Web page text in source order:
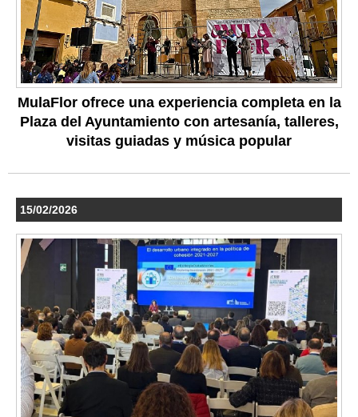
MulaFlor ofrece una experiencia completa en la
Plaza del Ayuntamiento con artesanía, talleres,
visitas guiadas y música popular
15/02/2026